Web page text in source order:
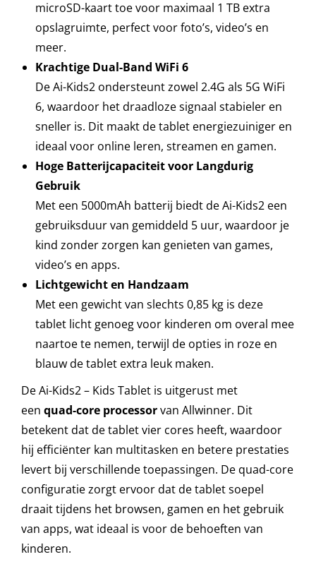
microSD-kaart toe voor maximaal 1 TB extra
opslagruimte, perfect voor foto’s, video’s en
meer.
Krachtige Dual-Band WiFi 6
De Ai-Kids2 ondersteunt zowel 2.4G als 5G WiFi
6, waardoor het draadloze signaal stabieler en
sneller is. Dit maakt de tablet energiezuiniger en
ideaal voor online leren, streamen en gamen.
Hoge Batterijcapaciteit voor Langdurig
Gebruik
Met een 5000mAh batterij biedt de Ai-Kids2 een
gebruiksduur van gemiddeld 5 uur, waardoor je
kind zonder zorgen kan genieten van games,
video’s en apps.
Lichtgewicht en Handzaam
Met een gewicht van slechts 0,85 kg is deze
tablet licht genoeg voor kinderen om overal mee
naartoe te nemen, terwijl de opties in roze en
blauw de tablet extra leuk maken.
De Ai-Kids2 – Kids Tablet is uitgerust met
een quad-core processorvan Allwinner. Dit
betekent dat de tablet vier cores heeft, waardoor
hij efficiënter kan multitasken en betere prestaties
levert bij verschillende toepassingen. De quad-core
configuratie zorgt ervoor dat de tablet soepel
draait tijdens het browsen, gamen en het gebruik
van apps, wat ideaal is voor de behoeften van
kinderen.